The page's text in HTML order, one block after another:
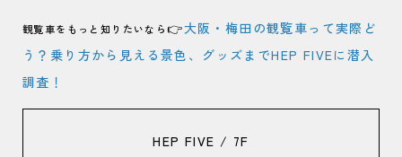
観覧車をもっと知りたいなら👉大阪・梅田の観覧車って実際ど
う？乗り方から見える景色、グッズまでHEP FIVEに潜入
調査！
HEP FIVE / 7F